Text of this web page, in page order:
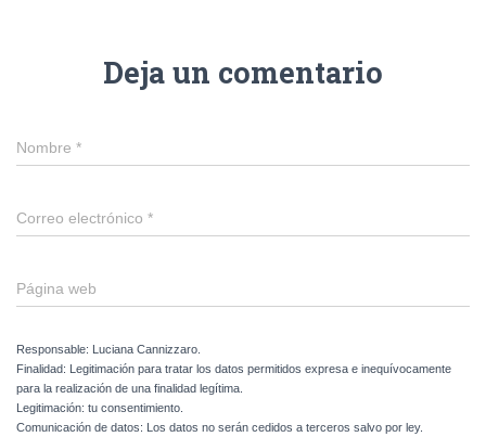
Deja un comentario
Nombre *
Correo electrónico *
Página web
Responsable: Luciana Cannizzaro.
Finalidad: Legitimación para tratar los datos permitidos expresa e inequívocamente
para la realización de una finalidad legítima.
Legitimación: tu consentimiento.
Comunicación de datos: Los datos no serán cedidos a terceros salvo por ley.